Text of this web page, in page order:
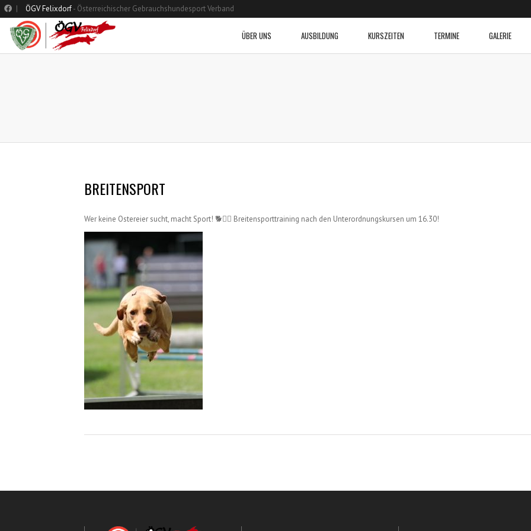
| ÖGV Felixdorf- Österreichischer Gebrauchshundesport Verband
ÜBER UNS AUSBILDUNG KURSZEITEN TERMINE GALERIE
BREITENSPORT
Wer keine Ostereier sucht, macht Sport! 🐕🏃‍♀️ Breitensporttraining nach den Unterordnungskursen um 16.30!